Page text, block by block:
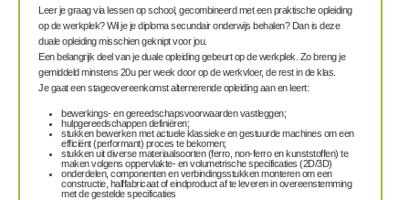
Leer je graag via lessen op school, gecombineerd met een praktische opleiding
op de werkplek? Wil je je diploma secundair onderwijs behalen? Dan is deze
duale opleiding misschien geknipt voor jou.
Een belangrijk deel van je duale opleiding gebeurt op de werkplek . Zo breng je
gemiddeld minstens 20u per week door op de werkvloer, de rest in de klas.
Je gaat een stageovereenkomst alternerende opleiding aan en leert:
bewerkings- en gereedschapsvoorwaarden vastleggen;
hulpgereedschappen definiëren;
stukken bewerken met actuele klassieke en gestuurde machines om een
efficiënt (performant) proces te bekomen;
stukken uit diverse materiaalsoorten (ferro, non-ferro en kunststoffen) te
maken volgens oppervlakte- en volumetrische specificaties (2D/3D)
onderdelen, componenten en verbindingsstukken monteren om een
constructie, halffabricaat of eindproduct af te leveren in overeenstemming
met de gestelde specificaties